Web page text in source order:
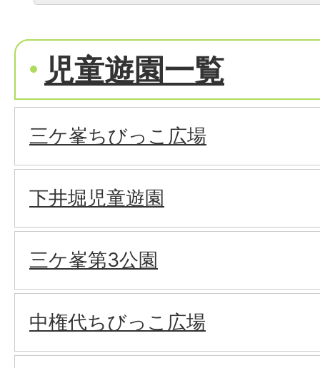
児童遊園一覧
三ケ峯ちびっこ広場
下井堀児童遊園
三ケ峯第3公園
中権代ちびっこ広場